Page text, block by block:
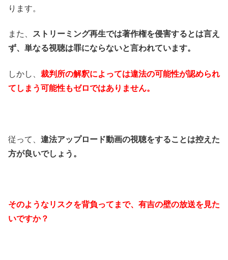
ります。
また、 ストリーミング再生では著作権を侵害するとは言え
ず、単なる視聴は罪にならないと言われています。
しかし、 裁判所の解釈によっては違法の可能性が認められ
てしまう可能性もゼロではありません。
従って、 違法アップロード動画の視聴をすることは控えた
方が良いでしょう。
そのようなリスクを背負ってまで、有吉の壁の放送を見た
いですか？